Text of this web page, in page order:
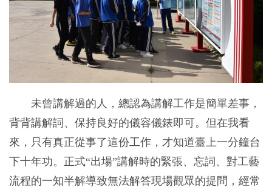
未曾講解過的人，總認為講解工作是簡單差事，
背背講解詞、保持良好的儀容儀錶即可。但在我看
來，只有真正從事了這份工作，才知道臺上一分鐘台
下十年功。正式“出場”講解時的緊張、忘詞、對工藝
流程的一知半解導致無法解答現場觀眾的提問，經常